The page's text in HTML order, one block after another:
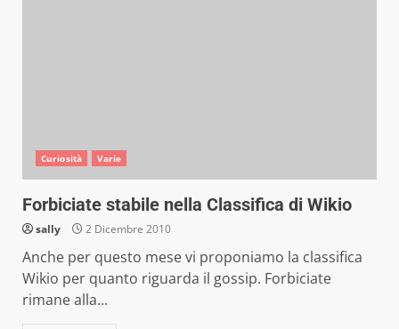
Curiosità Varie
Forbiciate stabile nella Classifica di Wikio
sally 2 Dicembre 2010
Anche per questo mese vi proponiamo la classifica
Wikio per quanto riguarda il gossip. Forbiciate
rimane alla...